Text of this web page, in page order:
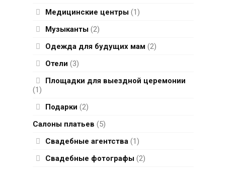
Медицинские центры (1)
Музыканты (2)
Одежда для будущих мам (2)
Отели (3)
Площадки для выездной церемонии
(1)
Подарки (2)
Салоны платьев (5)
Свадебные агентства (1)
Свадебные фотографы (2)